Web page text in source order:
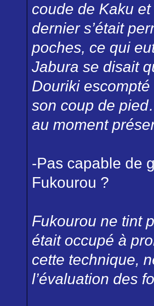
coude de Kaku
dernier s’était
poches, ce qui
Jabura se disait
Douriki
son coup de
au moment
-Pas capable de
Fukourou ?
Fukourou ne tint
était occupé à
cette technique,
l’évaluation des